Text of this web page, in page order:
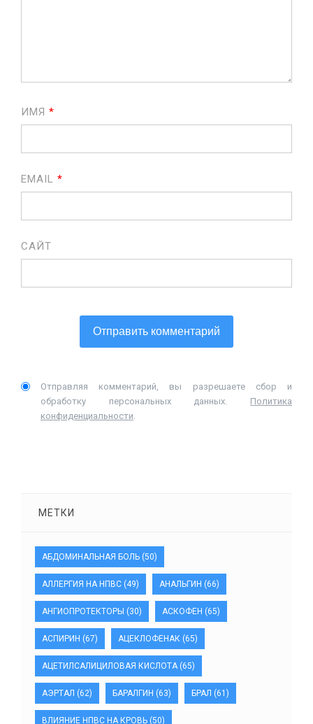
ИМЯ *
EMAIL *
САЙТ
Отправляя комментарий, вы разрешаете сбор и
обработку персональных данных. Политика
конфиденциальности.
МЕТКИ
АБДОМИНАЛЬНАЯ БОЛЬ (50)
АЛЛЕРГИЯ НА НПВС (49) АНАЛЬГИН (66)
АНГИОПРОТЕКТОРЫ (30) АСКОФЕН (65)
АСПИРИН (67) АЦЕКЛОФЕНАК (65)
АЦЕТИЛСАЛИЦИЛОВАЯ КИСЛОТА(65)
АЭРТАЛ (62) БАРАЛГИН (63) БРАЛ (61)
ВЛИЯНИЕ НПВС НА КРОВЬ (50)